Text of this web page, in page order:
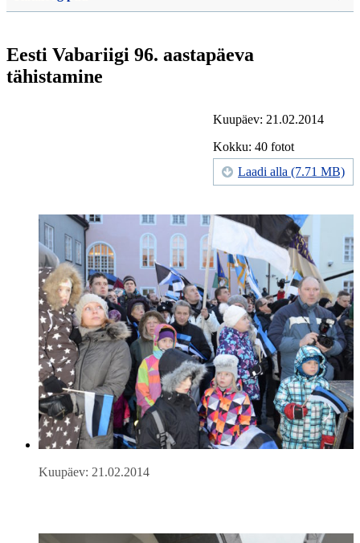
Eesti Vabariigi 96. aastapäeva
tähistamine
Kuupäev: 21.02.2014
Kokku: 40 fotot
Laadi alla (7.71 MB)
Kuupäev: 21.02.2014